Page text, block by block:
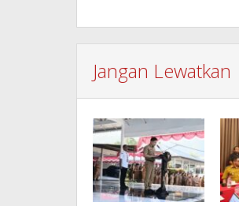
Jangan Lewatkan